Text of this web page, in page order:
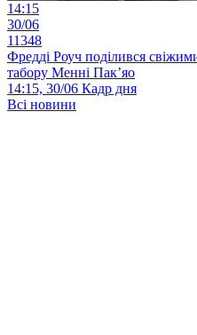
14:15
30/06
11348
Фредді Роуч поділився
табору Менні Пак’яо
14:15, 30/06 Кадр дня
Всі новини